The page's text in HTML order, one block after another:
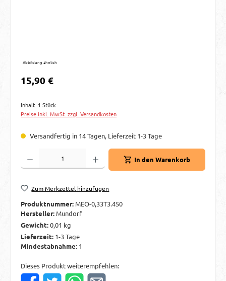
Abbildung ähnlich
Regulärer Preis:
15,90 €
Inhalt: 1 Stück
Preise inkl. MwSt. zzgl. Versandkosten
Versandfertig in 14 Tagen, Lieferzeit 1-3 Tage
Produkt Anzahl: Gib den gewünschten Wert ein oder benutze die Schaltflächen
In den Warenkorb
Zum Merkzettel hinzufügen
Produktnummer: MEO-0,33T3.450
Hersteller: Mundorf
Gewicht:0,01 kg
Lieferzeit: 1-3 Tage
Mindestabnahme: 1
Dieses Produkt weiterempfehlen: